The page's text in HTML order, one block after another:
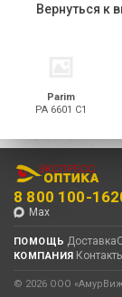
Вернуться к
Parim
PA 6601 C1
8 800 100-
Max
ПОМОЩЬ Доставка
КОМПАНИЯ
© 2026 ООО